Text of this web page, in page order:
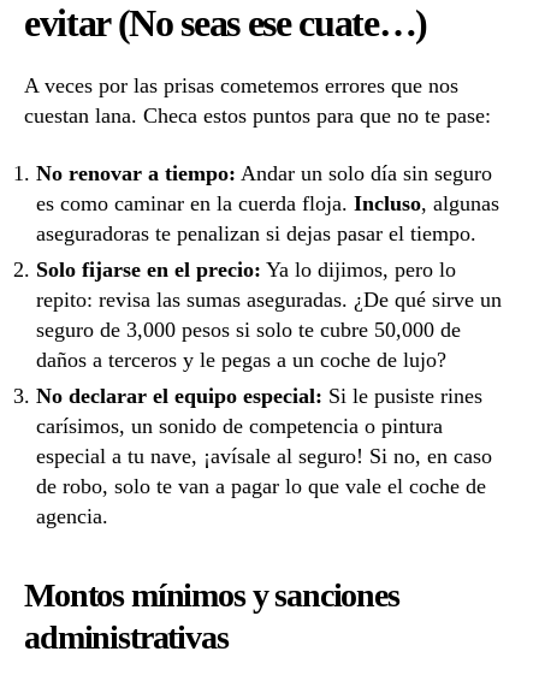
evitar (No seas ese cuate…)
A veces por las prisas cometemos errores que nos
cuestan lana. Checa estos puntos para que no te pase:
No renovar a tiempo: Andar un solo día sin seguro
es como caminar en la cuerda floja. Incluso, algunas
aseguradoras te penalizan si dejas pasar el tiempo.
Solo fijarse en el precio: Ya lo dijimos, pero lo
repito: revisa las sumas aseguradas. ¿De qué sirve un
seguro de 3,000 pesos si solo te cubre 50,000 de
daños a terceros y le pegas a un coche de lujo?
No declarar el equipo especial: Si le pusiste rines
carísimos, un sonido de competencia o pintura
especial a tu nave, ¡avísale al seguro! Si no, en caso
de robo, solo te van a pagar lo que vale el coche de
agencia.
Montos mínimos y sanciones
administrativas